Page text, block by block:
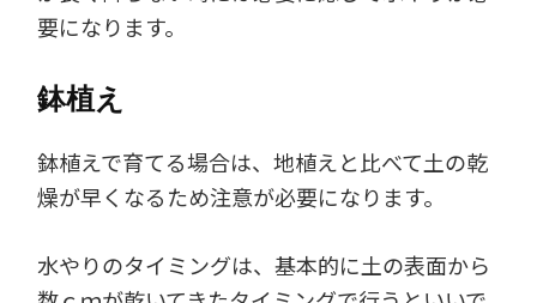
要になります。
鉢植え
鉢植えで育てる場合は、地植えと比べて土の乾
燥が早くなるため注意が必要になります。
水やりのタイミングは、基本的に土の表面から